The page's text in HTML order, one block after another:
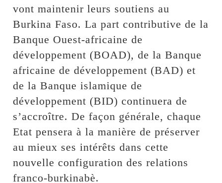
vont maintenir leurs soutiens au
Burkina Faso. La part contributive de la
Banque Ouest-africaine de
développement (BOAD), de la Banque
africaine de développement (BAD) et
de la Banque islamique de
développement (BID) continuera de
s’accroître. De façon générale, chaque
Etat pensera à la manière de préserver
au mieux ses intérêts dans cette
nouvelle configuration des relations
franco-burkinabè.